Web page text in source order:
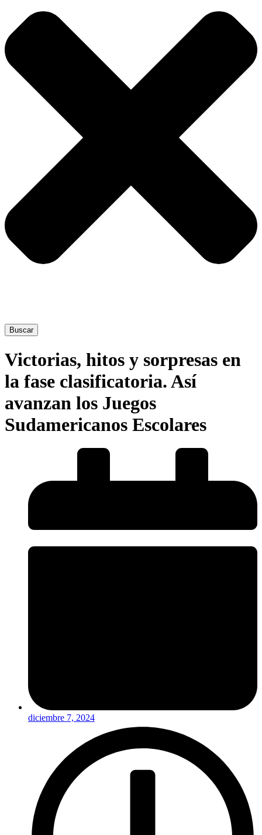
Buscar
Victorias, hitos y sorpresas en
la fase clasificatoria. Así
avanzan los Juegos
Sudamericanos Escolares
diciembre 7, 2024